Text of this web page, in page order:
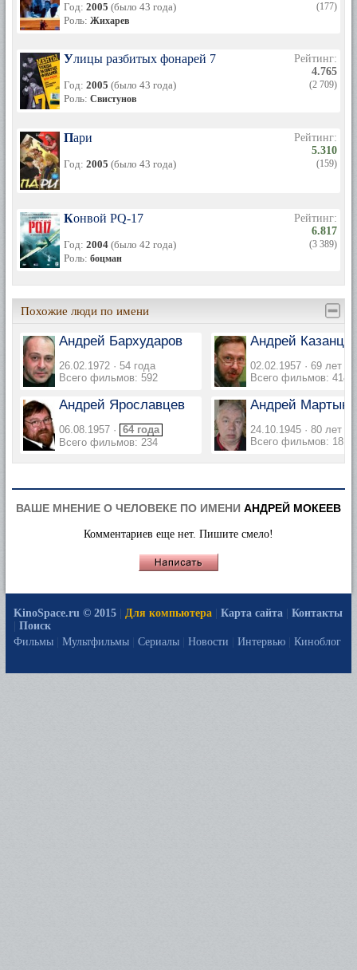
Год: 2005 (было 43 года)
Роль: Жихарев
(177)
Улицы разбитых фонарей 7
Год: 2005 (было 43 года)
Роль: Свистунов
Рейтинг:
4.765
(2 709)
Пари
Год: 2005 (было 43 года)
Рейтинг:
5.310
(159)
Конвой PQ-17
Год: 2004 (было 42 года)
Роль: боцман
Рейтинг:
6.817
(3 389)
Похожие люди по имени
Андрей Бархударов
26.02.1972 · 54 года
Всего фильмов: 592
Андрей
02.02.1957 · 69 лет
Всего фильмов: 414
Андрей Ярославцев
06.08.1957 · 64 года
Всего фильмов: 234
Андрей
24.10.1945 · 80 лет
Всего фильмов: 181
ВАШЕ МНЕНИЕ О ЧЕЛОВЕКЕ ПО ИМЕНИ АНДРЕЙ МОКЕЕВ
Комментариев еще нет. Пишите смело!
KinoSpace.ru © 2015 Для компьютера Карта сайта
Контакты
Поиск
Фильмы
Мультфильмы Сериалы Новости Интервью Киноблог